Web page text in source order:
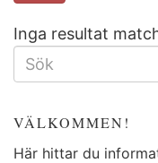
Inga resultat
SÖKFORMULÄR
VÄLKOMMEN!
Här hittar du